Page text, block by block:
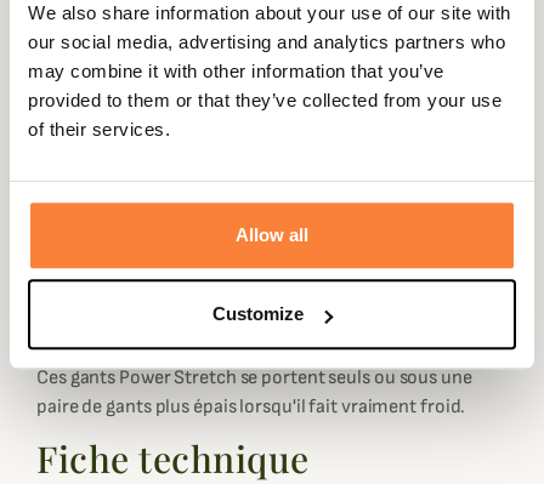
We also share information about your use of our site with
our social media, advertising and analytics partners who
may combine it with other information that you’ve
provided to them or that they’ve collected from your use
of their services.
Allow all
Customize
Description
Härkilavous propose ces gants Power Stretch, très
polyvalents et fins, ils seront parfait pour chasser ou
toutes autres activités en extérieur.
Très extensibles, ils vous assurent une bonne dextérité et
sont dotés d'un revêtement un caoutchouc antidérapant
sur la paume de la main et les doigts pour une bonne
adhérence.
Le pouce et l'index sont conçus spécialement pour
Ces gants Power Stretch se portent seuls ou sous une
paire de gants plus épais lorsqu'il fait vraiment froid.
Fiche technique